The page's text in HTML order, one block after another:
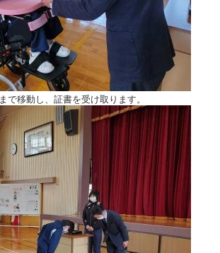
移動し、証書を受け取ります。